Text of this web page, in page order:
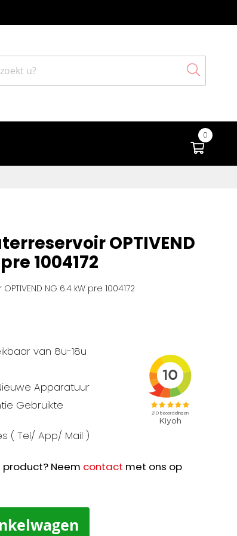
Search
0
OPTIVEND
1004172
NG 6.4 kW pre 1004172
van 8u-18u
Apparatuur
Gebruikte
( Tel/ App/ Mail )
Neem contact met ons op